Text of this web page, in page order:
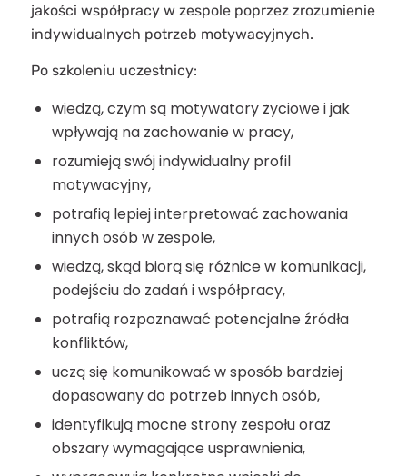
jakości współpracy w zespole poprzez zrozumienie
indywidualnych potrzeb motywacyjnych.
Po szkoleniu uczestnicy:
wiedzą, czym są motywatory życiowe i jak
wpływają na zachowanie w pracy,
rozumieją swój indywidualny profil
motywacyjny,
potrafią lepiej interpretować zachowania
innych osób w zespole,
wiedzą, skąd biorą się różnice w komunikacji,
podejściu do zadań i współpracy,
potrafią rozpoznawać potencjalne źródła
konfliktów,
uczą się komunikować w sposób bardziej
dopasowany do potrzeb innych osób,
identyfikują mocne strony zespołu oraz
obszary wymagające usprawnienia,